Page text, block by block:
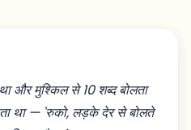
और मुश्किल से 10 शब्द बोलता
था — 'रुको, लड़के देर से बोलते